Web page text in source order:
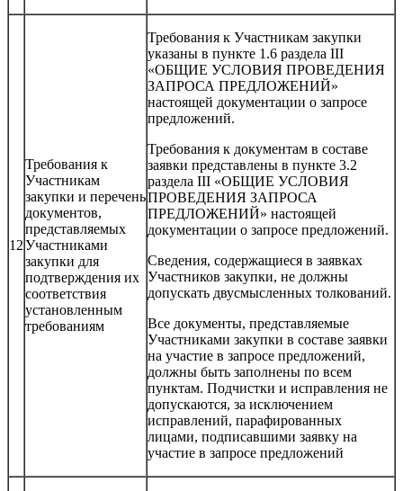
12
Требования к
Участникам
закупки и перечень
документов,
представляемых
Участниками
закупки для
подтверждения их
соответствия
установленным
требованиям
Требования к Участникам закупки
указаны в пункте 1.6 раздела III
«ОБЩИЕ УСЛОВИЯ ПРОВЕДЕНИЯ
ЗАПРОСА ПРЕДЛОЖЕНИЙ»
настоящей документации о запросе
предложений.
Требования к документам в составе
заявки представлены в пункте 3.2
раздела III «ОБЩИЕ УСЛОВИЯ
ПРОВЕДЕНИЯ ЗАПРОСА
ПРЕДЛОЖЕНИЙ» настоящей
документации о запросе предложений.
Сведения, содержащиеся в заявках
Участников закупки, не должны
допускать двусмысленных толкований.
Все документы, представляемые
Участниками закупки в составе заявки
на участие в запросе предложений,
должны быть заполнены по всем
пунктам. Подчистки и исправления не
допускаются, за исключением
исправлений, парафированных
лицами, подписавшими заявку на
участие в запросе предложений